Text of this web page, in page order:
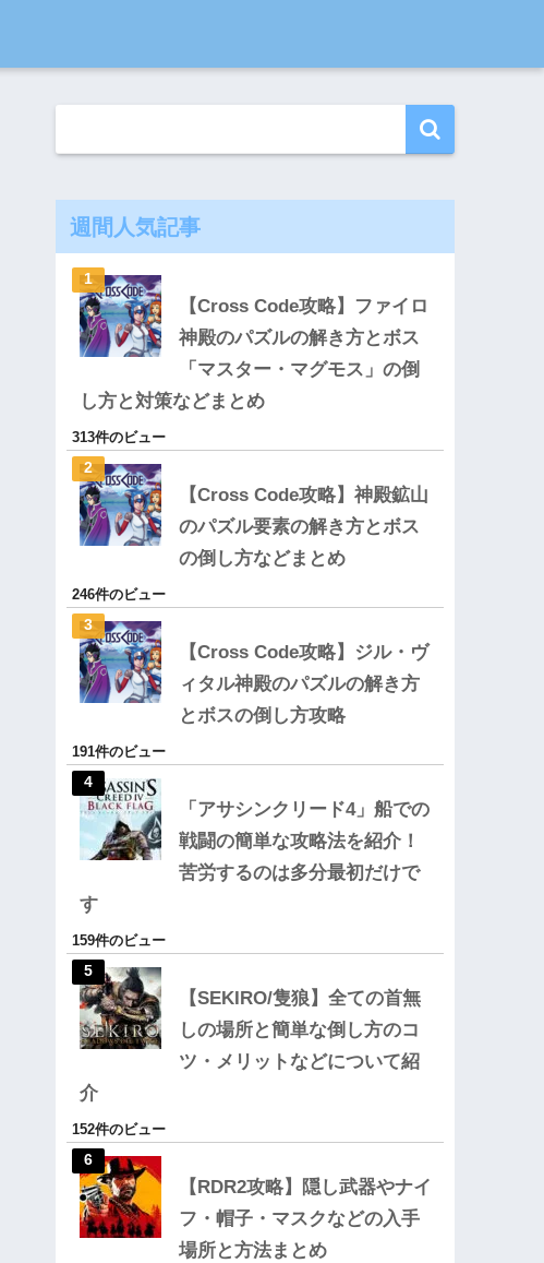
週間人気記事
【Cross Code攻略】ファイロ
神殿のパズルの解き方とボス
「マスター・マグモス」の倒
し方と対策などまとめ
313件のビュー
【Cross Code攻略】神殿鉱山
のパズル要素の解き方とボス
の倒し方などまとめ
246件のビュー
【Cross Code攻略】ジル・ヴ
ィタル神殿のパズルの解き方
とボスの倒し方攻略
191件のビュー
「アサシンクリード4」船での
戦闘の簡単な攻略法を紹介！
苦労するのは多分最初だけで
す
159件のビュー
【SEKIRO/隻狼】全ての首無
しの場所と簡単な倒し方のコ
ツ・メリットなどについて紹
介
152件のビュー
【RDR2攻略】隠し武器やナイ
フ・帽子・マスクなどの入手
場所と方法まとめ